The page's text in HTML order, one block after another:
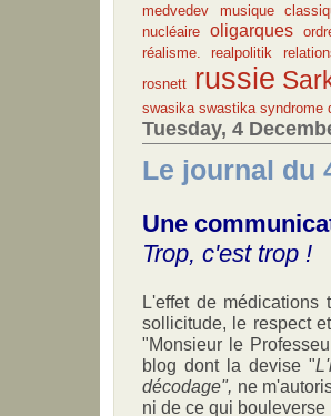
medvedev
musique
nucléaire
oligarques
réalisme.
realpolitik
rosnett russie
swasika swastika syndrome
Tuesday, 4
Le journal du
Une
Trop, c'est trop !
L'effet de médications
sollicitude, le respect
"Monsieur le
blog dont la devise "
décodage", ne
ni de ce qui